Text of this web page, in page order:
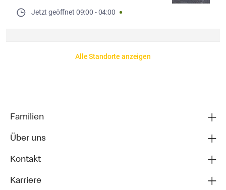
Jetzt geöffnet 09:00 -04:00
Alle Standorte anzeigen
Familien
Über uns
Kontakt
Karriere